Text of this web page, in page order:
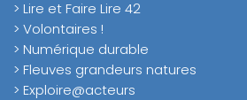
> Lire et Faire Lire 42
> Volontaires !
> Numérique durable
> Fleuves grandeurs natures
> Exploire@acteurs